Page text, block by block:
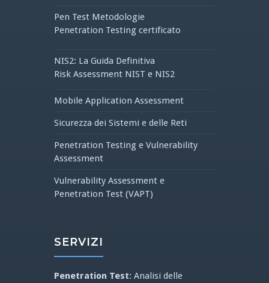
Pen Test Metodologie
Penetration Testing certificato
NIS2: La Guida Definitiva
Risk Assessment NIST e NIS2
Mobile Application Assessment
Sicurezza dei Sistemi e delle Reti
Penetration Testing e Vulnerability
Assessment
Vulnerability Assessment e
Penetration Test (VAPT)
SERVIZI
Penetration Test: Analisi delle